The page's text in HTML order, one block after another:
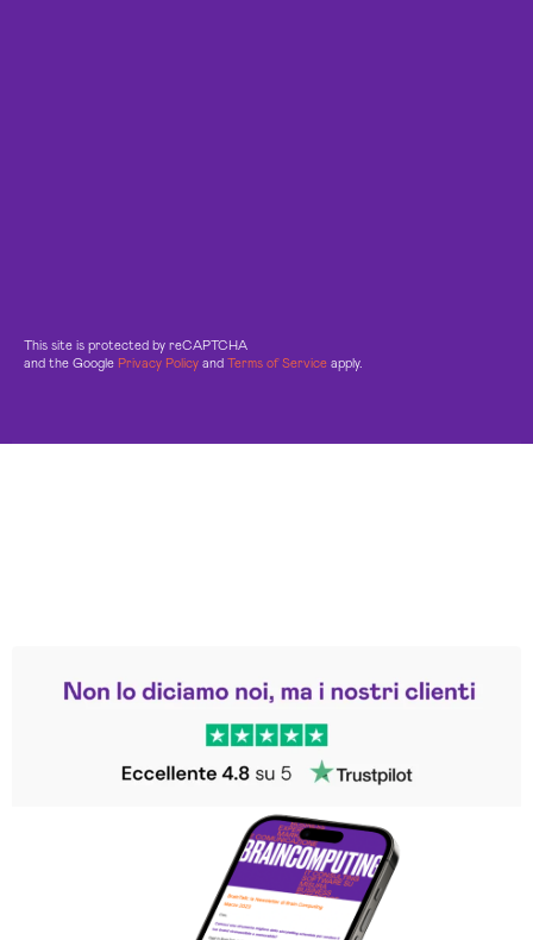
This site is protected by reCAPTCHA
and the Google Privacy Policy and Terms of Service apply.
Trustpilot